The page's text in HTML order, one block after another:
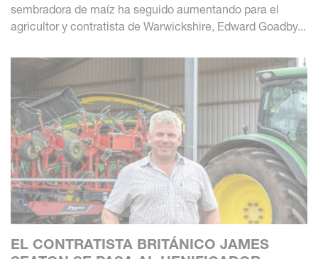
sembradora de maíz ha seguido aumentando para el
agricultor y contratista de Warwickshire, Edward Goadby...
EL CONTRATISTA BRITÁNICO JAMES